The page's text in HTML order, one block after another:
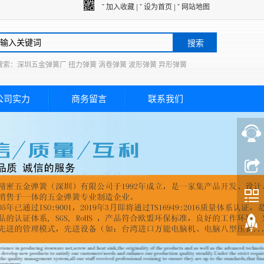
ˇ 加入收藏 ˇ 设为首页 ˇ 网站地图
搜索
索：深圳五金弹簧厂 扭力弹簧 涡卷弹簧 波形弹簧 异形弹簧
司实力 商务留言 联系我们